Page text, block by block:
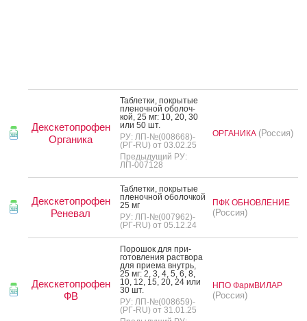
Декскетопрофен
Органика
Таб­летки, пок­ры­тые
пле­ноч­ной обо­лоч­
кой, 25 мг: 10, 20, 30
или 50 шт.
РУ: ЛП-№(008668)-
(РГ-RU) от 03.02.25
Предыдущий РУ:
ЛП-007128
ОРГАНИКА (Россия)
Декскетопрофен
Реневал
Таб­летки, пок­ры­тые
пле­ноч­ной обо­лоч­кой
25 мг
РУ: ЛП-№(007962)-
(РГ-RU) от 05.12.24
ПФК ОБНОВЛЕНИЕ
(Россия)
Декскетопрофен
ФВ
По­рошок для при­
готов­ле­ния рас­тво­ра
для при­ема внутрь,
25 мг: 2, 3, 4, 5, 6, 8,
10, 12, 15, 20, 24 или
30 шт.
РУ: ЛП-№(008659)-
(РГ-RU) от 31.01.25
НПО ФармВИЛАР
(Россия)